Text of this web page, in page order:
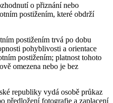
o přiznání nebo
postižením, které obdrží
postižením trvá po dobu
pohyblivosti a orientace
postižením; platnost tohoto
omezena nebo je bez
republiky vydá osobě průkaz
předložení fotografie a zaplacení